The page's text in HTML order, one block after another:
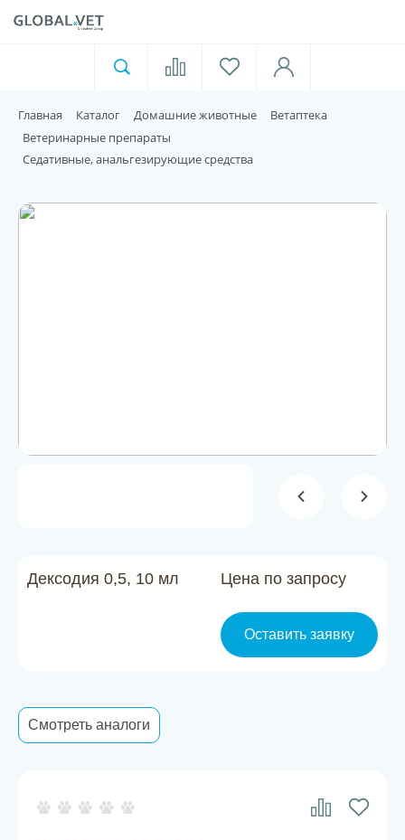
Для пищевой индустрии
Каталог материалов
Главная Каталог Домашние животные
Ветаптека
Ветеринарные препараты
Седативные, анальгезирующие средства
Дексодия 0,5, 10 мл Цена по запросу
Оставить заявку
Смотреть аналоги